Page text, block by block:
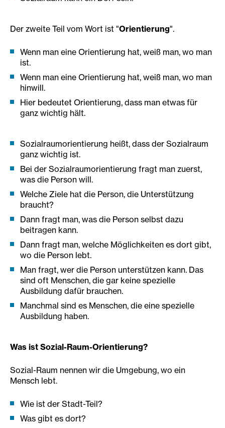
Der zweite Teil vom Wort ist "Orientierung".
Wenn man eine Orientierung hat, weiß man, wo man
ist.
Wenn man eine Orientierung hat, weiß man, wo man
hinwill.
Hier bedeutet Orientierung, dass man etwas für
ganz wichtig hält.
Sozialraumorientierung heißt, dass der Sozialraum
ganz wichtig ist.
Bei der Sozialraumorientierung fragt man zuerst,
was die Person will.
Welche Ziele hat die Person, die Unterstützung
braucht?
Dann fragt man, was die Person selbst dazu
beitragen kann.
Dann fragt man, welche Möglichkeiten es dort gibt,
wo die Person lebt.
Man fragt, wer die Person unterstützen kann. Das
sind oft Menschen, die gar keine spezielle
Ausbildung dafür brauchen.
Manchmal sind es Menschen, die eine spezielle
Ausbildung haben.
Was ist Sozial-Raum-Orientierung?
Sozial-Raum nennen wir die Umgebung, wo ein
Mensch lebt.
Wie ist der Stadt-Teil?
Was gibt es dort?